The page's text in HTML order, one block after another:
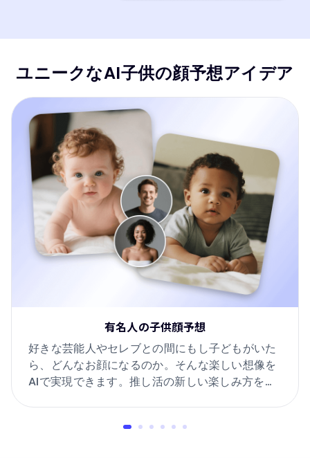
ユニークなAI子供の顔予想アイデア
有名人の子供顔予想
好きな芸能人やセレブとの間にもし子どもがいた
ら、どんなお顔になるのか。そんな楽しい想像を
AIで実現できます。推し活の新しい楽しみ方をぜ